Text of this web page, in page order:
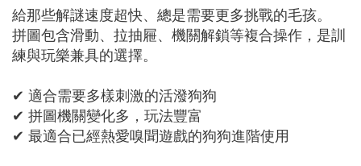
給那些解謎速度超快、總是需要更多挑戰的毛孩。
拼圖包含滑動、拉抽屜、機關解鎖等複合操作，是訓
練與玩樂兼具的選擇。
✔ 適合需要多樣刺激的活潑狗狗
✔ 拼圖機關變化多，玩法豐富
✔ 最適合已經熱愛嗅聞遊戲的狗狗進階使用